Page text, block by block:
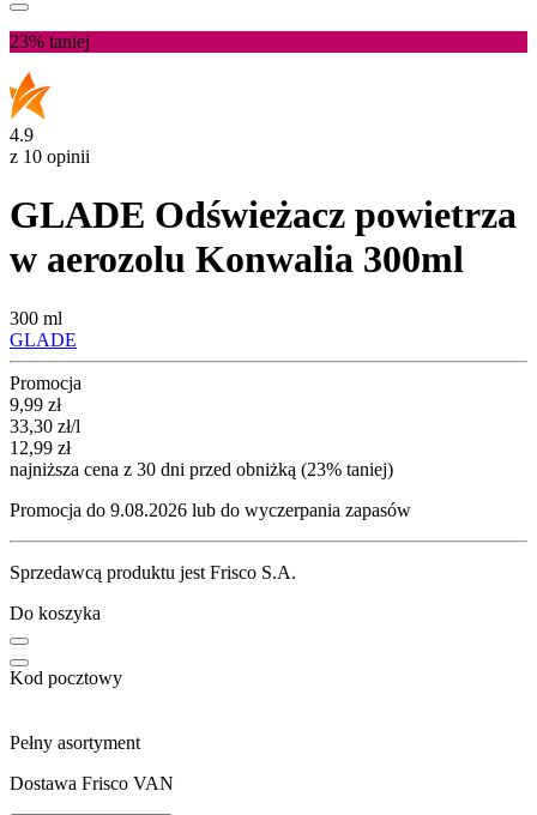
23% taniej
4.9
z 10 opinii
GLADE Odświeżacz powietrza
w aerozolu Konwalia 300ml
300 ml
GLADE
Promocja
Cena promocyjna
9,99 zł
33,30 zł/l
12,99 zł
najniższa cena z 30 dni przed obniżką (23% taniej)
Promocja do 9.08.2026 lub do wyczerpania zapasów
Sprzedawcą produktu jest Frisco S.A.
Do koszyka
Kod pocztowy
Pełny asortyment
Dostawa Frisco VAN